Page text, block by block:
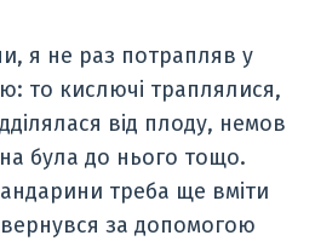
я не раз потрапляв у
то кислючі траплялися,
від плоду, немов
була до нього тощо.
треба ще вміти
за допомогою